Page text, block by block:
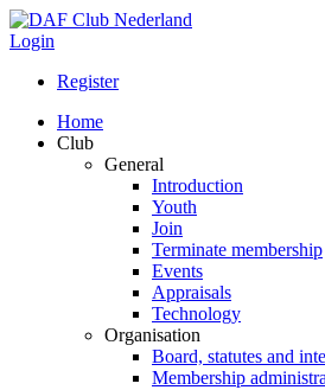
Login
Register
Home
Club
General
Introduction
Youth
Join
Terminate membership
Events
Appraisals
Technology
Organisation
Board, statutes and
Membership